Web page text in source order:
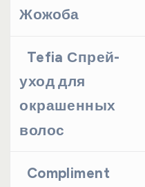
Жожоба
Tefia Спрей-
уход для
окрашенных
волос
Compliment